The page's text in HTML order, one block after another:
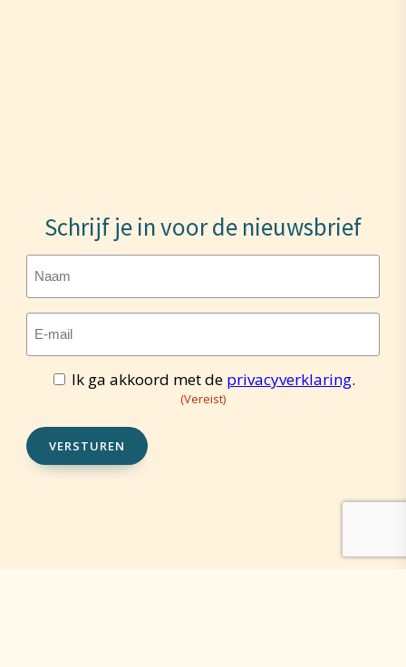
Schrijf je in voor de nieuwsbrief
Naam
E-
mailadres(Vereist)
Toestemming(Vereist)
Ik ga akkoord met de privacyverklaring.
(Vereist)
VERSTUREN